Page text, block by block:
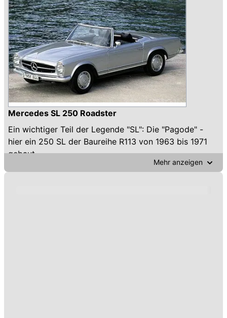
Mercedes SL 250 Roadster
Ein wichtiger Teil der Legende "SL": Die "Pagode" -
hier ein 250 SL der Baureihe R113 von 1963 bis 1971
gebaut.
Mehr anzeigen